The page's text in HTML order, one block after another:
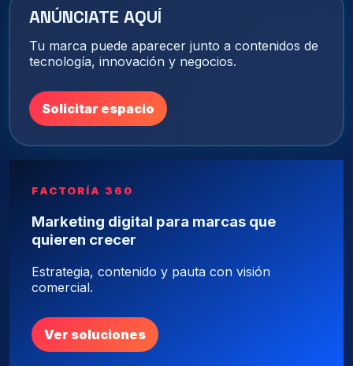
ANÚNCIATE AQUÍ
Tu marca puede aparecer junto a contenidos de
tecnología, innovación y negocios.
Solicitar espacio
FACTORÍA 360
Marketing digital para marcas que
quieren crecer
Estrategia, contenido y pauta con visión
comercial.
Ver soluciones